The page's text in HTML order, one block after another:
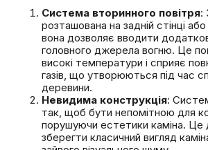
Система вторинного повітря:
розташована на задній стінці
вона дозволяє вводити
головного джерела вогню. Це
високі температури і сприяє
газів, що утворюються під час
деревини.
Невидима конструкція:
так, щоб бути непомітною для
порушуючи естетики каміна. Це
зберегти класичний вигляд